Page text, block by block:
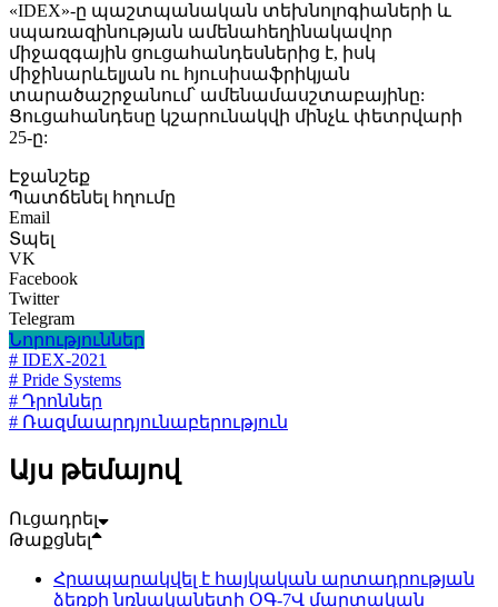
«IDEX»-ը պաշտպանական տեխնոլոգիաների և
սպառազինության ամենահեղինակավոր
միջազգային ցուցահանդեսներից է, իսկ
միջինարևելյան ու հյուսիսաֆրիկյան
տարածաշրջանում՝ ամենամասշտաբայինը:
Ցուցահանդեսը կշարունակվի մինչև փետրվարի
25-ը:
Էջանշեք
Պատճենել հղումը
Email
Տպել
VK
Facebook
Twitter
Telegram
Նորություններ
# IDEX-2021
# Pride Systems
# Դրոններ
# Ռազմաարդյունաբերություն
Այս թեմայով
Ուցադրել
Թաքցնել
Հրապարակվել է հայկական արտադրության
ձեռքի նռնականետի ՕԳ-7Վ մարտական